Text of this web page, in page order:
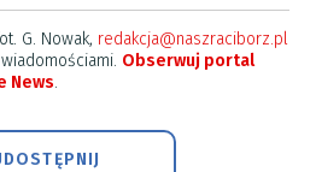
G. Nowak, redakcja@naszraciborz.pl
Obserwuj portal
News.